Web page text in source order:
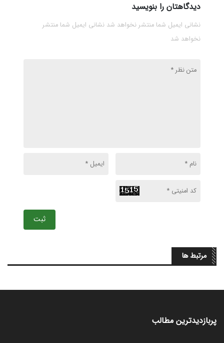
دیدگاهتان را بنویسید
نشانی ایمیل شما منتشر نخواهد شد نشانی ایمیل شما منتشر
نخواهد شد
ثبت
مرتبط ها
پربازدیدترین مطالب